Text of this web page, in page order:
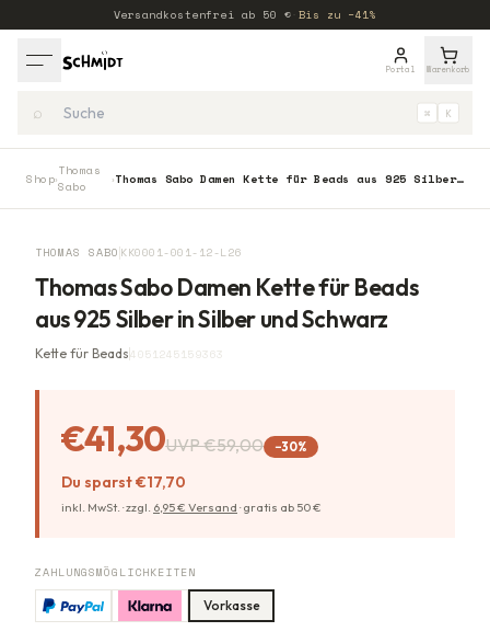
Versandkostenfrei ab 50 € Bis zu −41%
Portal Warenkorb
⌕ ⌘ K
Shop›Thomas
Sabo
› Thomas Sabo Damen Kette für Beads aus 925 Silber in Silber und Schwarz
THOMAS SABO KK0001-001-12-L26
Thomas Sabo Damen Kette für Beads
aus 925 Silber in Silber und Schwarz
Kette für Beads4051245159363
€41,30UVP€59,00 −30%
Du sparst€17,70
inkl. MwSt. ·zzgl. 6,95€ Versand ·gratis ab 50€
ZAHLUNGSMÖGLICHKEITEN
Vorkasse